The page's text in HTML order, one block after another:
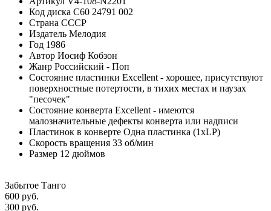
Код диска С60 24791 002
Страна СССР
Издатель Мелодия
Год 1986
Автор Иосиф Кобзон
Жанр Российский - Поп
Состояние пластинки Excellent - хорошее, присутствуют
поверхностные потертости, в тихих местах и паузах
"песочек"
Состояние конверта Excellent - имеются
малозначительные дефекты конверта или надписи
Пластинок в конверте Одна пластинка (1xLP)
Скорость вращения 33 об/мин
Размер 12 дюймов
Забытое Танго
600 руб.
300 руб.